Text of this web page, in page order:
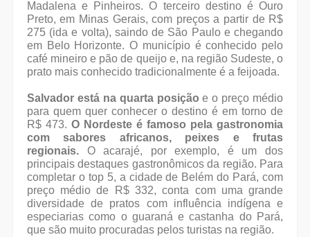
Madalena e Pinheiros. O terceiro destino é Ouro
Preto, em Minas Gerais, com preços a partir de R$
275 (ida e volta), saindo de São Paulo e chegando
em Belo Horizonte. O município é conhecido pelo
café mineiro e pão de queijo e, na região Sudeste, o
prato mais conhecido tradicionalmente é a feijoada.
Salvador está na quarta posiçãoe o preço médio
para quem quer conhecer o destino é em torno de
R$ 473. O Nordeste é famoso pela gastronomia
com sabores africanos, peixes e frutas
regionais.O acarajé, por exemplo, é um dos
principais destaques gastronômicos da região. Para
completar o top 5, a cidade de Belém do Pará, com
preço médio de R$ 332, conta com uma grande
diversidade de pratos com influência indígena e
especiarias como o guaraná e castanha do Pará,
que são muito procuradas pelos turistas na região.